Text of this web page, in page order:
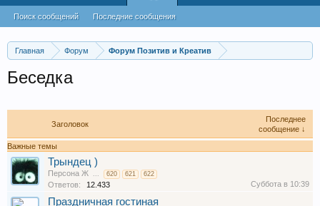
Главная Форум Форум Позитив и Креатив
Беседка
Заголовок
Последнее
сообщение ↓
Важные темы
Трындец )
Персона Ж ... 620 621 622
Ответов: 12.433 Суббота в 10:39
Праздничная гостиная
Поиск сообщений Последние сообщения